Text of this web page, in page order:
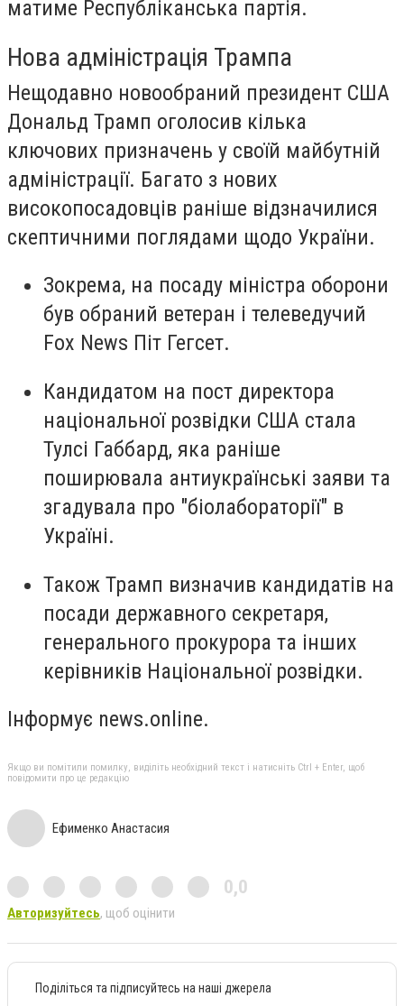
матиме Республіканська партія.
Нова адміністрація Трампа
Нещодавно новообраний президент США
Дональд Трамп оголосив кілька
ключових призначень у своїй майбутній
адміністрації. Багато з нових
високопосадовців раніше відзначилися
скептичними поглядами щодо України.
Зокрема, на посаду міністра оборони
був обраний ветеран і телеведучий
Fox News Піт Гегсет.
Кандидатом на пост директора
національної розвідки США стала
Тулсі Габбард, яка раніше
поширювала антиукраїнські заяви та
згадувала про "біолабораторії" в
Україні.
Також Трамп визначив кандидатів на
посади державного секретаря,
генерального прокурора та інших
керівників Національної розвідки.
Інформує news.online.
Якщо ви помітили помилку, виділіть необхідний текст і натисніть Ctrl + Enter, щоб
повідомити про це редакцію
Ефименко Анастасия
0,0
Авторизуйтесь, щоб оцінити
Поділіться та підписуйтесь на наші джерела